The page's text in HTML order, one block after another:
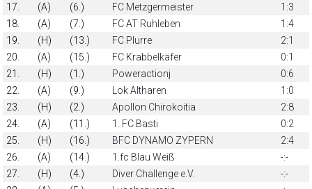
17.
(A) (6.) FC Metzgermeister
1:3
18.
(A) (7.) FC AT Ruhleben
1:4
19.
(H) (13.) FC Plurre
2:1
20.
(A) (15.) FC Krabbelkäfer
0:1
21.
(H) (1.) Poweractionj
0:6
22.
(A) (9.) Lok Altharen
1:0
23.
(H) (2.) Apollon Chirokoitia
2:8
24.
(A) (11.) 1. FC Basti
0:2
25.
(H) (16.) BFC DYNAMO ZYPERN
2:4
26.
(A) (14.) 1.fc Blau Weiß
-:-
27.
(H) (4.) Diver Challenge e.V.
-:-